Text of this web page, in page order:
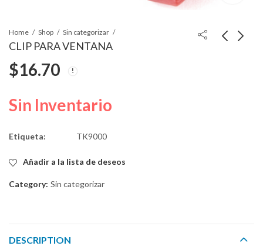
Home Shop Sin categorizar
CLIP PARA VENTANA
$16.70
Sin Inventario
Etiqueta: TK9000
Añadir a la lista de deseos
Category: Sin categorizar
DESCRIPTION